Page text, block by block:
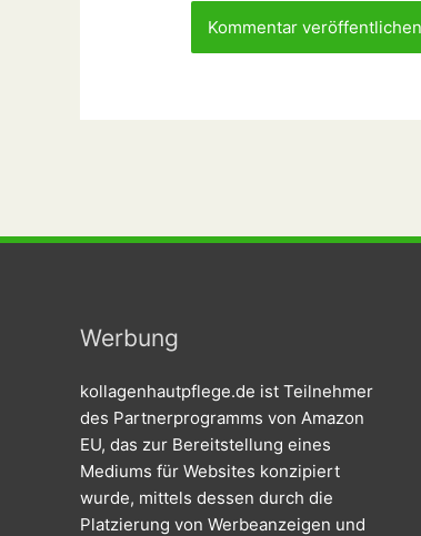
Werbung
kollagenhautpflege.de ist Teilnehmer
des Partnerprogramms von Amazon
EU, das zur Bereitstellung eines
Mediums für Websites konzipiert
wurde, mittels dessen durch die
Platzierung von Werbeanzeigen und